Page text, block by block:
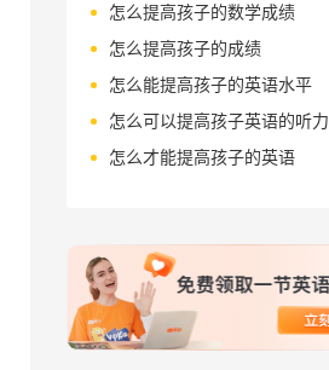
怎么提高孩子的数学成绩
怎么提高孩子的成绩
怎么能提高孩子的英语水平
怎么可以提高孩子英语的听力
怎么才能提高孩子的英语